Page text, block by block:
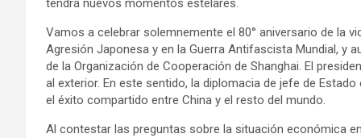
tendrá nuevos momentos estelares.
Vamos a celebrar solemnemente el 80° aniversario de la
Agresión Japonesa y en la Guerra Antifascista Mundial, y
de la Organización de Cooperación de Shanghai. El
al exterior. En este sentido, la diplomacia de jefe de
el éxito compartido entre China y el resto del mundo.
Al contestar las preguntas sobre la situación económica